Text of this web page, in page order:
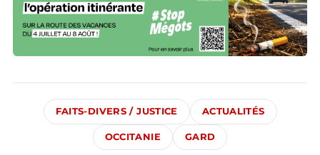
FAITS-DIVERS / JUSTICE ACTUALITÉS
OCCITANIE GARD